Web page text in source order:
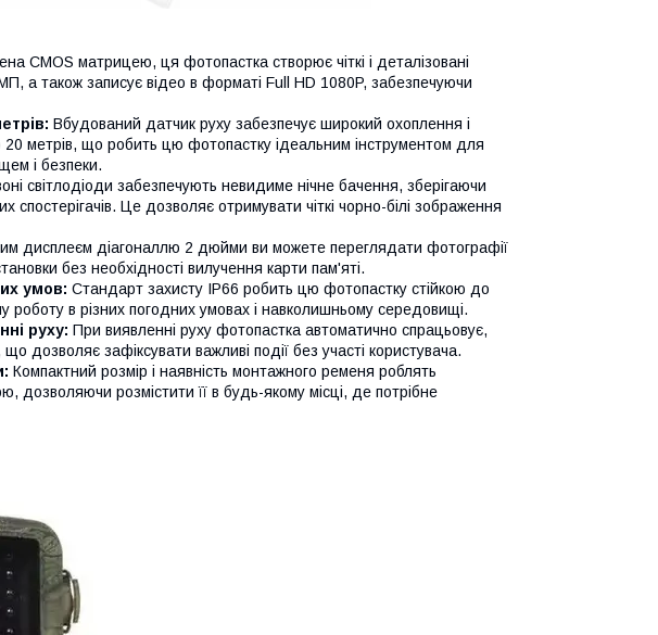
CMOS матрицею, ця фотопастка створює чіткі і деталізовані
а також записує відео в форматі Full HD 1080P, забезпечуючи
Вбудований датчик руху забезпечує широкий охоплення і
20 метрів, що робить цю фотопастку ідеальним інструментом для
і безпеки.
світлодіоди забезпечують невидиме нічне бачення, зберігаючи
спостерігачів. Це дозволяє отримувати чіткі чорно-білі зображення
дисплеєм діагоналлю 2 дюйми ви можете переглядати фотографії
без необхідності вилучення карти пам'яті.
умов: Стандарт захисту IP66 робить цю фотопастку стійкою до
роботу в різних погодних умовах і навколишньому середовищі.
руху: При виявленні руху фотопастка автоматично спрацьовує,
дозволяє зафіксувати важливі події без участі користувача.
Компактний розмір і наявність монтажного ременя роблять
дозволяючи розмістити її в будь-якому місці, де потрібне